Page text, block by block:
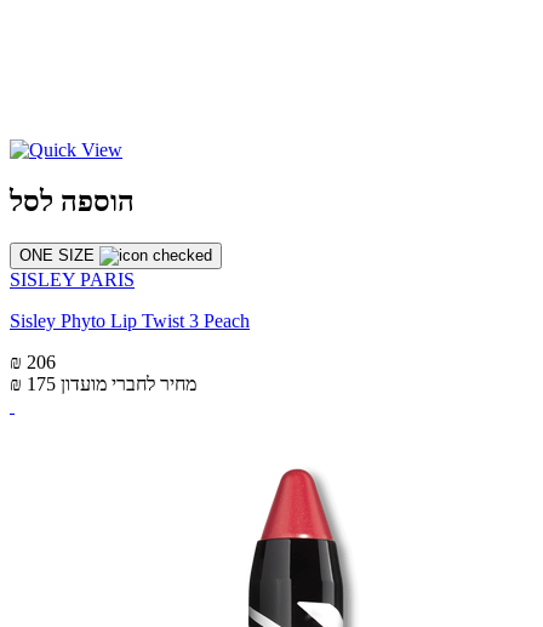
הוספה לסל
ONE SIZE
SISLEY PARIS
Sisley Phyto Lip Twist 3 Peach
₪ 206
₪ 175 מחיר לחברי מועדון